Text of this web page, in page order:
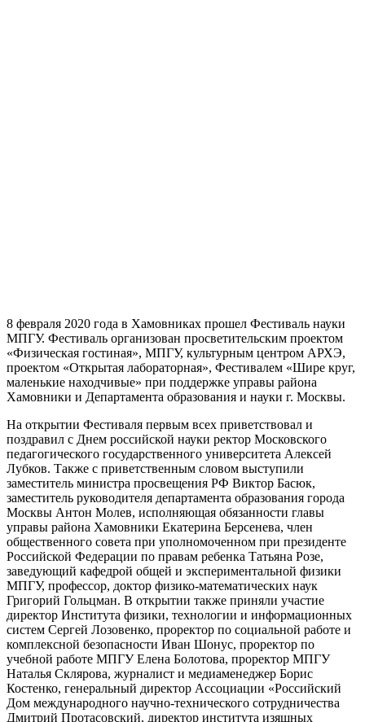
8 февраля 2020 года в Хамовниках прошел Фестиваль науки
МПГУ. Фестиваль организован просветительским проектом
«Физическая гостиная», МПГУ, культурным центром АРХЭ,
проектом «Открытая лабораторная», Фестивалем «Шире круг,
маленькие находчивые» при поддержке управы района
Хамовники и Департамента образования и науки г. Москвы.
На открытии Фестиваля первым всех приветствовал и
поздравил с Днем российской науки ректор Московского
педагогического государственного университета Алексей
Лубков. Также с приветственным словом выступили
заместитель министра просвещения РФ Виктор Басюк,
заместитель руководителя департамента образования города
Москвы Антон Молев, исполняющая обязанности главы
управы района Хамовники Екатерина Берсенева, член
общественного совета при уполномоченном при президенте
Российской Федерации по правам ребенка Татьяна Розе,
заведующий кафедрой общей и экспериментальной физики
МПГУ, профессор, доктор физико-математических наук
Григорий Гольцман. В открытии также приняли участие
директор Института физики, технологии и информационных
систем Сергей Лозовенко, проректор по социальной работе и
комплексной безопасности Иван Шонус, проректор по
учебной работе МПГУ Елена Болотова, проректор МПГУ
Наталья Склярова, журналист и медиаменеджер Борис
Костенко, генеральный директор Ассоциации «Российский
Дом международного научно-технического сотрудничества
Дмитрий Протасовский, директор института изящных